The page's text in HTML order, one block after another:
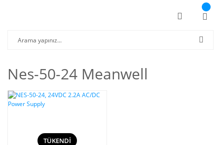
Nes-50-24 Meanwell
TÜKENDİ